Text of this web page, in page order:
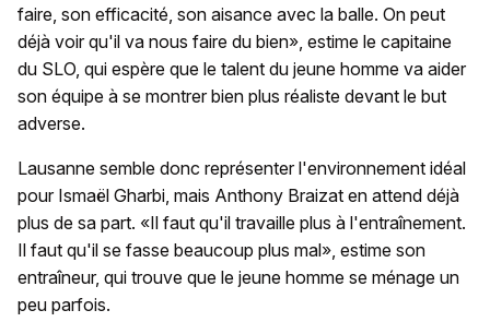
faire, son efficacité, son aisance avec la balle. On peut
déjà voir qu'il va nous faire du bien», estime le capitaine
du SLO, qui espère que le talent du jeune homme va aider
son équipe à se montrer bien plus réaliste devant le but
adverse.
Lausanne semble donc représenter l'environnement idéal
pour Ismaël Gharbi, mais Anthony Braizat en attend déjà
plus de sa part. «Il faut qu'il travaille plus à l'entraînement.
Il faut qu'il se fasse beaucoup plus mal», estime son
entraîneur, qui trouve que le jeune homme se ménage un
peu parfois.